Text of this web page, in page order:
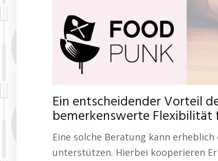
Ein entscheidender Vorteil
bemerkenswerte Flexibilität
Eine solche Beratung kann
unterstützen. Hierbei kooperieren